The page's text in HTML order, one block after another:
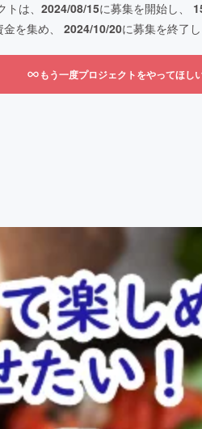
は、 2024/08/15に募集を開始し、
を集め、 2024/10/20に募集を終了
もう一度プロジェクトをやってほし